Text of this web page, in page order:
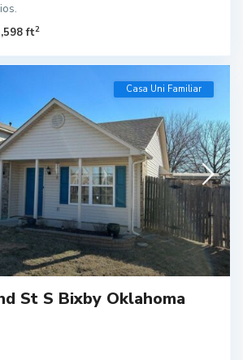
ft2
Casa Uni Familiar
St S Bixby Oklahoma